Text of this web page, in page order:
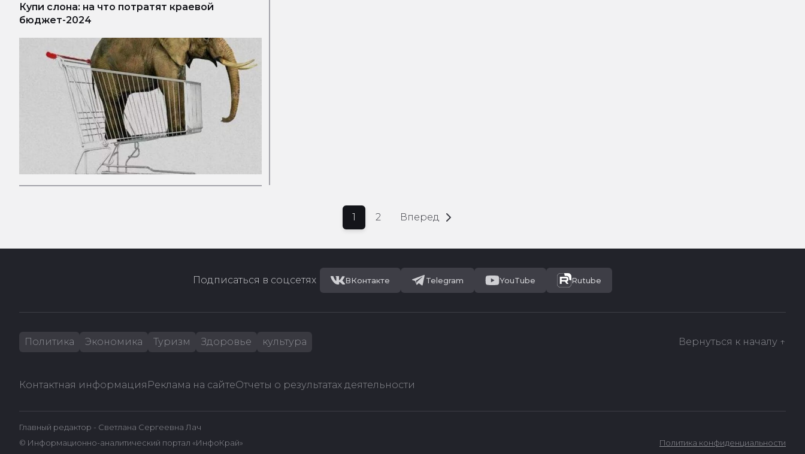
Купи слона: на что потратят краевой
бюджет-2024
1 2 Вперед
Подписаться в соцсетях ВКонтакте Telegram YouTube Rutube
Политика Экономика Туризм Здоровье культура Вернуться к началу ↑
Контактная информация Реклама на сайтеОтчеты о результатах деятельности
Главный редактор - Светлана Сергеевна Лач
© Информационно-аналитический портал «ИнфоКрай»
Политика конфиденциальности